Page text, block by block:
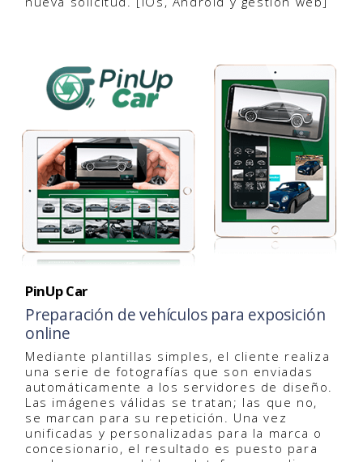
PinUp Car
Preparación de vehículos para exposición
online
Mediante plantillas simples, el cliente realiza
una serie de fotografías que son enviadas
automáticamente a los servidores de diseño.
Las imágenes válidas se tratan; las que no,
se marcan para su repetición. Una vez
unificadas y personalizadas para la marca o
concesionario, el resultado es puesto para